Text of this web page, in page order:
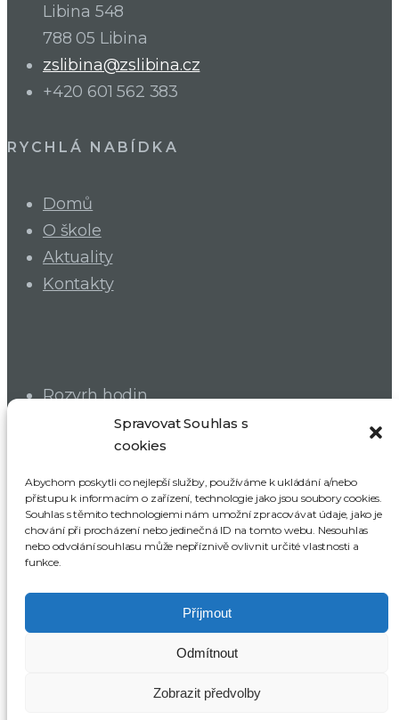
Spravovat Souhlas s
cookies
Abychom poskytli co nejlepší služby, používáme k ukládání a/nebo
přístupu k informacím o zařízení, technologie jako jsou soubory cookies.
Souhlas s těmito technologiemi nám umožní zpracovávat údaje, jako je
chování při procházení nebo jedinečná ID na tomto webu. Nesouhlas
nebo odvolání souhlasu může nepříznivě ovlivnit určité vlastnosti a
funkce.
Příjmout
Odmítnout
Zobrazit předvolby
Libina 548
788 05 Libina
zslibina@zslibina.cz
+420 601 562 383
RYCHLÁ NABÍDKA
Domů
O škole
Aktuality
Kontakty
Rozvrh hodin
Dokumenty školy
Školská rada
SRPDŠ
ODBĚR NOVINEK
Celkem návštěv:499 216